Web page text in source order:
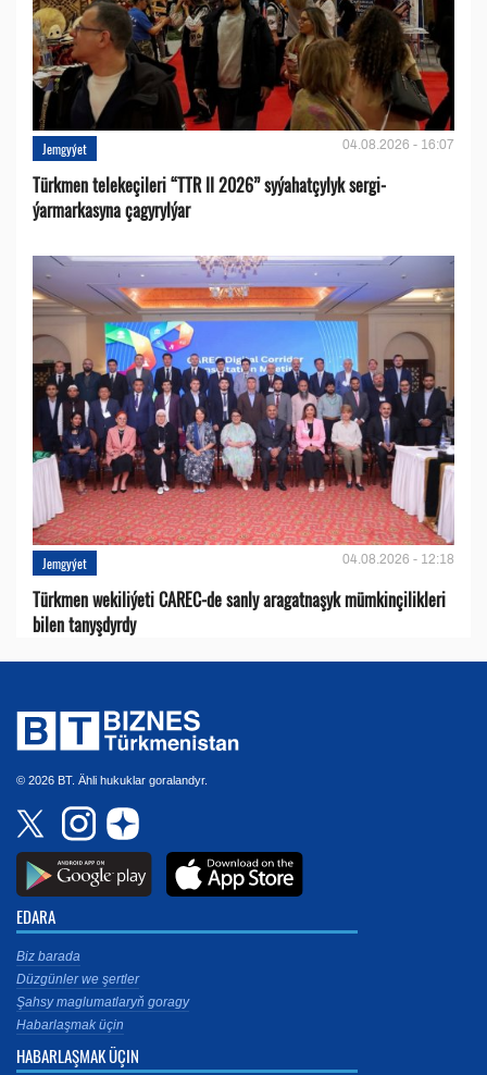
Jemgyýet 04.08.2026 - 16:07
Türkmen telekeçileri “TTR II 2026” syýahatçylyk sergi-
ýarmarkasyna çagyrylýar
Jemgyýet 04.08.2026 - 12:18
Türkmen wekiliýeti CAREC-de sanly aragatnaşyk mümkinçilikleri
bilen tanyşdyrdy
© 2026 BT. Ähli hukuklar goralandyr.
EDARA
Biz barada
Düzgünler we şertler
Şahsy maglumatlaryň goragy
Habarlaşmak üçin
HABARLAŞMAK ÜÇIN